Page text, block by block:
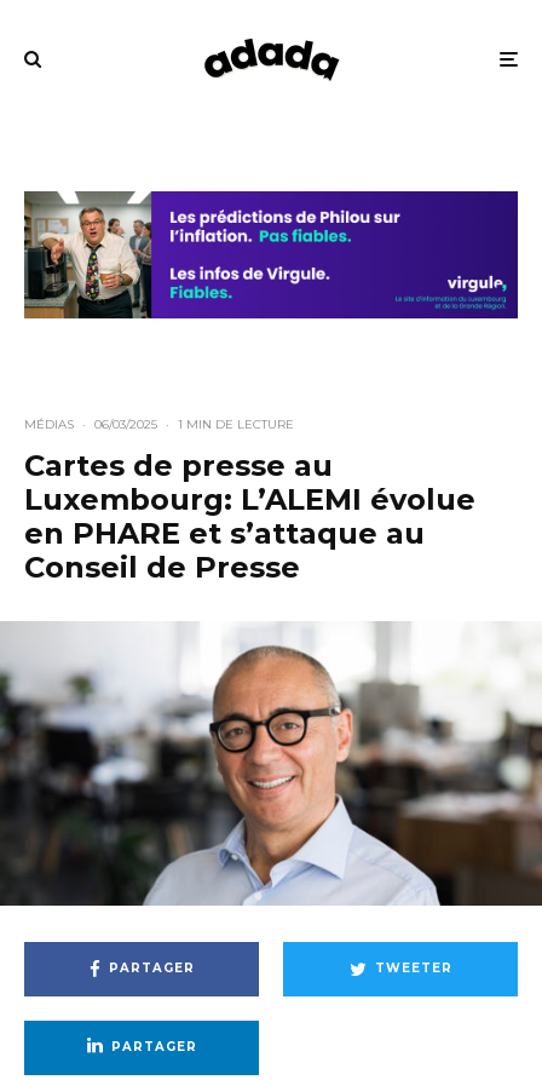
MÉDIAS · 06/03/2025 · 1 MIN DE LECTURE
Cartes de presse au
Luxembourg: L’ALEMI évolue
en PHARE et s’attaque au
Conseil de Presse
PARTAGER TWEETER
PARTAGER